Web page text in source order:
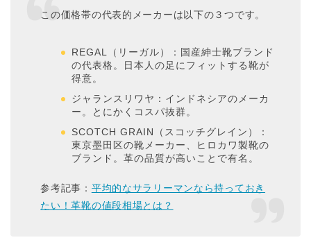
この価格帯の代表的メーカーは以下の３つです。
REGAL（リーガル）：国産紳士靴ブランド
の代表格。日本人の足にフィットする靴が
得意。
ジャランスリワヤ：インドネシアのメーカ
ー。とにかくコスパ抜群。
SCOTCH GRAIN（スコッチグレイン）：
東京墨田区の靴メーカー、ヒロカワ製靴の
ブランド。革の品質が高いことで有名。
参考記事： 平均的なサラリーマンなら持っておき
たい！革靴の値段相場とは？